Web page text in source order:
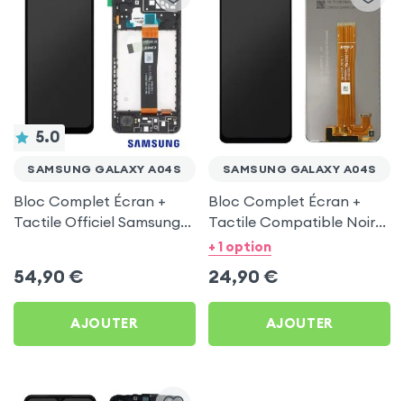
5.0
SAMSUNG GALAXY A04S
Bloc Complet Écran +
Tactile Officiel Samsung
54,90 €
AJOUTER
SAMSUNG GALAXY A04S
Bloc Complet Écran +
Tactile Compatible Noir
pour Samsung Galaxy
+ 1 option
24,90 €
AJOUTER